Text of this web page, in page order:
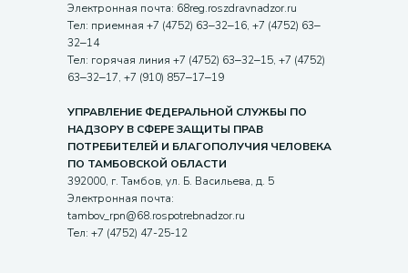
Электронная почта: 68reg.roszdravnadzor.ru
Тел: приемная +7 (4752) 63‒32‒16, +7 (4752) 63‒
32‒14
Тел: горячая линия +7 (4752) 63‒32‒15, +7 (4752)
63‒32‒17, +7 (910) 857‒17‒19
УПРАВЛЕНИЕ ФЕДЕРАЛЬНОЙ СЛУЖБЫ ПО
НАДЗОРУ В СФЕРЕ ЗАЩИТЫ ПРАВ
ПОТРЕБИТЕЛЕЙ И БЛАГОПОЛУЧИЯ ЧЕЛОВЕКА
ПО ТАМБОВСКОЙ ОБЛАСТИ
392000, г. Тамбов, ул. Б. Васильева, д. 5
Электронная почта:
tambov_rpn@68.rospotrebnadzor.ru
Тел: +7 (4752) 47-25-12